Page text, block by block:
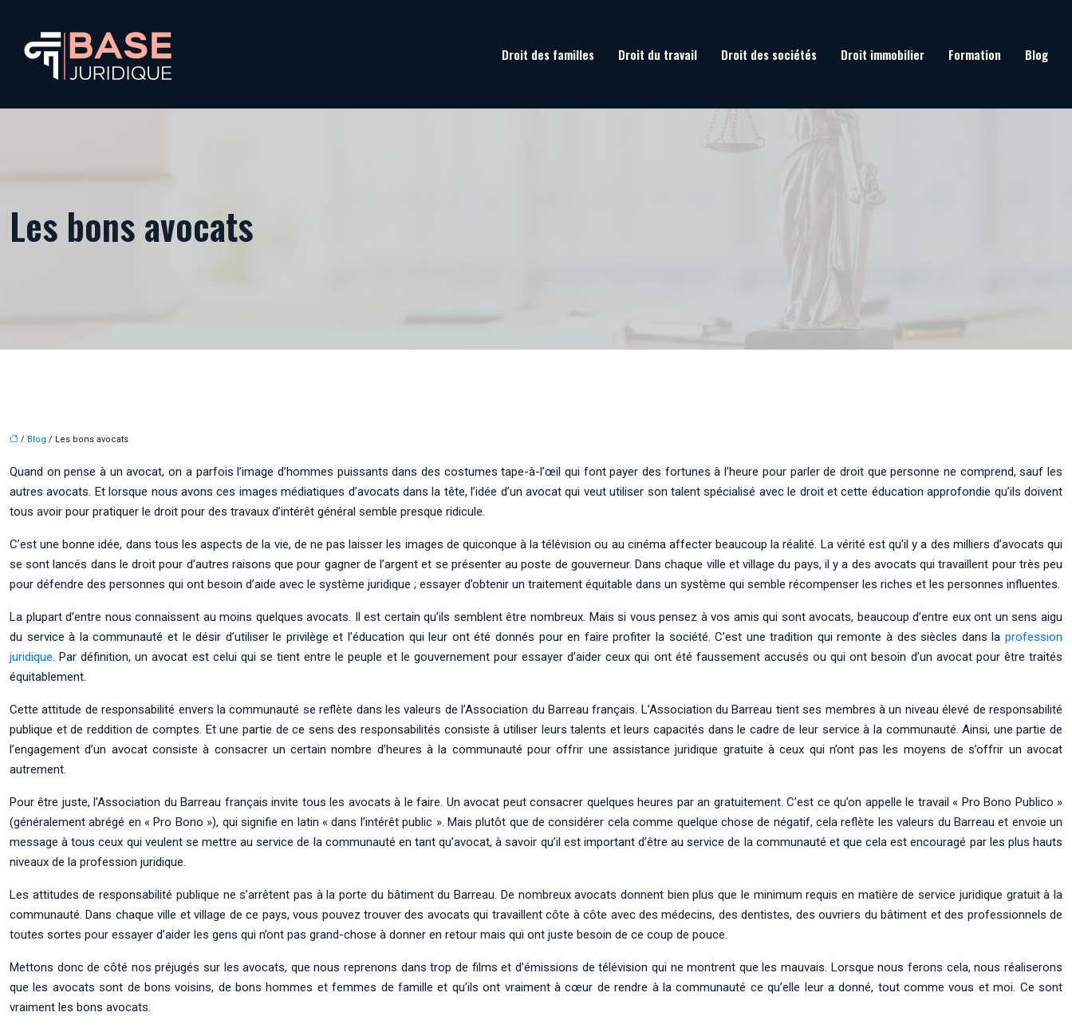
Droit des familles Droit du travail Droit des sociétés Droit immobilier Formation Blog
Les bons avocats
/ Blog / Les bons avocats
Quand on pense à un avocat, on a parfois l’image d’hommes puissants dans des costumes tape-à-l’œil qui font payer des fortunes à l’heure pour parler de droit que personne ne comprend, sauf les
autres avocats. Et lorsque nous avons ces images médiatiques d’avocats dans la tête, l’idée d’un avocat qui veut utiliser son talent spécialisé avec le droit et cette éducation approfondie qu’ils doivent
tous avoir pour pratiquer le droit pour des travaux d’intérêt général semble presque ridicule.
C’est une bonne idée, dans tous les aspects de la vie, de ne pas laisser les images de quiconque à la télévision ou au cinéma affecter beaucoup la réalité. La vérité est qu’il y a des milliers d’avocats qui
se sont lancés dans le droit pour d’autres raisons que pour gagner de l’argent et se présenter au poste de gouverneur. Dans chaque ville et village du pays, il y a des avocats qui travaillent pour très peu
pour défendre des personnes qui ont besoin d’aide avec le système juridique ; essayer d’obtenir un traitement équitable dans un système qui semble récompenser les riches et les personnes influentes.
La plupart d’entre nous connaissent au moins quelques avocats. Il est certain qu’ils semblent être nombreux. Mais si vous pensez à vos amis qui sont avocats, beaucoup d’entre eux ont un sens aigu
du service à la communauté et le désir d’utiliser le privilège et l’éducation qui leur ont été donnés pour en faire profiter la société. C’est une tradition qui remonte à des siècles dans la profession
juridique. Par définition, un avocat est celui qui se tient entre le peuple et le gouvernement pour essayer d’aider ceux qui ont été faussement accusés ou qui ont besoin d’un avocat pour être traités
équitablement.
Cette attitude de responsabilité envers la communauté se reflète dans les valeurs de l’Association du Barreau français. L’Association du Barreau tient ses membres à un niveau élevé de responsabilité
publique et de reddition de comptes. Et une partie de ce sens des responsabilités consiste à utiliser leurs talents et leurs capacités dans le cadre de leur service à la communauté. Ainsi, une partie de
l’engagement d’un avocat consiste à consacrer un certain nombre d’heures à la communauté pour offrir une assistance juridique gratuite à ceux qui n’ont pas les moyens de s’offrir un avocat
autrement.
Pour être juste, l’Association du Barreau français invite tous les avocats à le faire. Un avocat peut consacrer quelques heures par an gratuitement. C’est ce qu’on appelle le travail « Pro Bono Publico »
(généralement abrégé en « Pro Bono »), qui signifie en latin « dans l’intérêt public ». Mais plutôt que de considérer cela comme quelque chose de négatif, cela reflète les valeurs du Barreau et envoie un
message à tous ceux qui veulent se mettre au service de la communauté en tant qu’avocat, à savoir qu’il est important d’être au service de la communauté et que cela est encouragé par les plus hauts
niveaux de la profession juridique.
Les attitudes de responsabilité publique ne s’arrêtent pas à la porte du bâtiment du Barreau. De nombreux avocats donnent bien plus que le minimum requis en matière de service juridique gratuit à la
communauté. Dans chaque ville et village de ce pays, vous pouvez trouver des avocats qui travaillent côte à côte avec des médecins, des dentistes, des ouvriers du bâtiment et des professionnels de
toutes sortes pour essayer d’aider les gens qui n’ont pas grand-chose à donner en retour mais qui ont juste besoin de ce coup de pouce.
Mettons donc de côté nos préjugés sur les avocats, que nous reprenons dans trop de films et d’émissions de télévision qui ne montrent que les mauvais. Lorsque nous ferons cela, nous réaliserons
que les avocats sont de bons voisins, de bons hommes et femmes de famille et qu’ils ont vraiment à cœur de rendre à la communauté ce qu’elle leur a donné, tout comme vous et moi. Ce sont
vraiment les bons avocats.